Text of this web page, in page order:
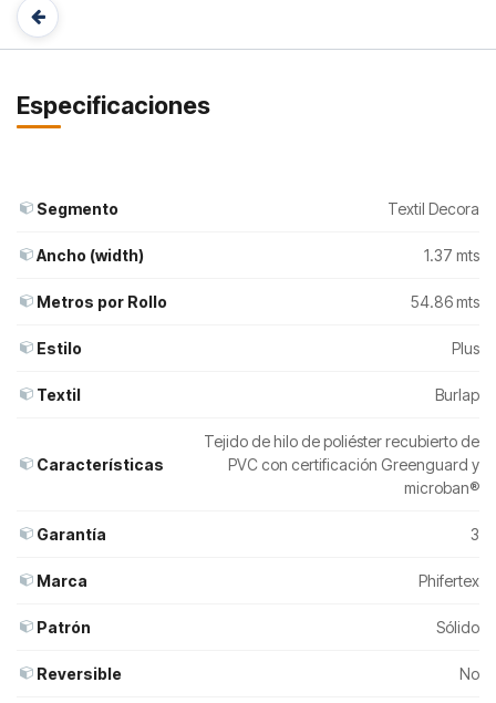
Especificaciones
Segmento Textil Decora
Ancho (width) 1.37 mts
Metros por Rollo 54.86 mts
Estilo Plus
Textil Burlap
Características
Tejido de hilo de poliéster recubierto de
PVC con certificación Greenguard y
microban®
Garantía 3
Marca Phifertex
Patrón Sólido
Reversible No